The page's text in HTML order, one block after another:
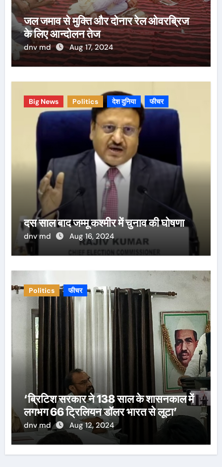
जल जमाव से मुक्ति और दोनार रेल ओवरब्रिज
के लिए आन्दोलन तेज
dnv md Aug 17, 2024
Big News Politics देश दुनिया फीचर
दस साल बाद जम्मू कश्मीर में चुनाव की घोषणा
dnv md Aug 16, 2024
Politics फीचर
‘ब्रिटिश सरकार ने 138 साल के शासनकाल में
लगभग 66 ट्रिलियन डॉलर भारत से लूटा’
dnv md Aug 12, 2024